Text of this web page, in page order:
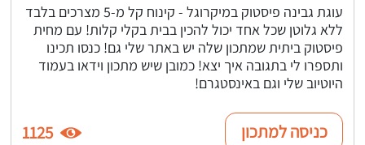
עוגת גבינה פיסטוק במיקרוגל - קינוח קל מ-5 מצרכים בלבד
ללא גלוטן שכל אחד יכול להכין בבית בקלי קלות! עם מחית
פיסטוק ביתית שמתכון שלה יש באתר שלי גם! כנסו תכינו
ותספרו לי בתגובה איך יצא! כמובן שיש מתכון וידאו בעמוד
היוטיוב שלי וגם באינסטגרם!
כניסה למתכון 1125